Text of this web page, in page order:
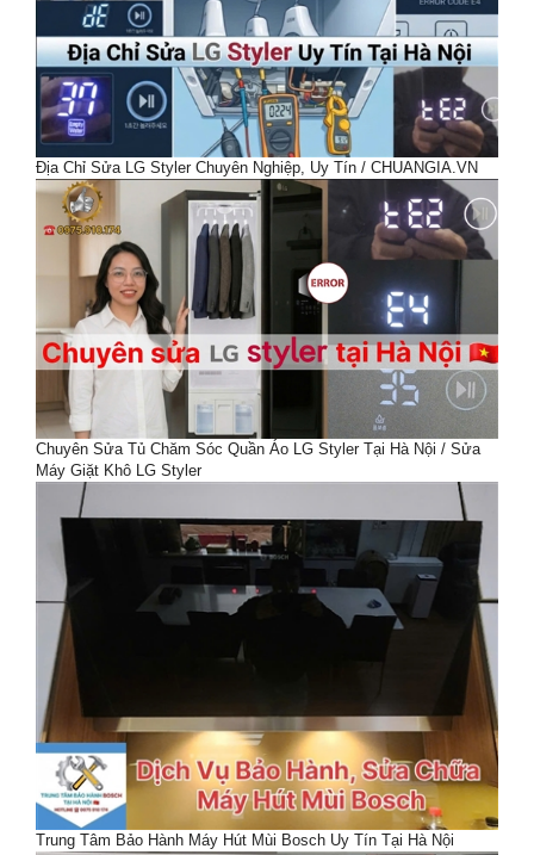
Địa Chỉ Sửa LG Styler Chuyên Nghiệp, Uy Tín / CHUANGIA.VN
Chuyên Sửa Tủ Chăm Sóc Quần Áo LG Styler Tại Hà Nội / Sửa
Máy Giặt Khô LG Styler
Trung Tâm Bảo Hành Máy Hút Mùi Bosch Uy Tín Tại Hà Nội